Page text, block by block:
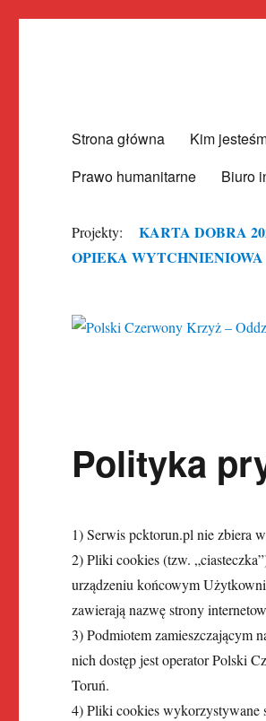
Strona główna Kim
Prawo humanitarne
Biuro
Projekty:KARTA DOBRA
OPIEKA WYTCHNIENIOWA
Polityka
1) Serwis pcktorun.pl nie zbiera
2) Pliki cookies (tzw.
urządzeniu końcowym
zawierają nazwę strony
3) Podmiotem zamieszczającym
nich dostęp jest operator Polski
Toruń.
4) Pliki cookies wykorzystywane